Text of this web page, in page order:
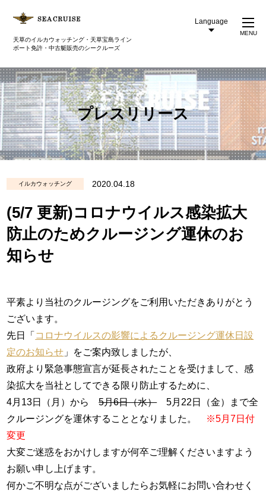
天草のイルカウォッチング・天草宝島ライン
ボート免許・中古艇販売のシークルーズ
Language
MENU
プレスリリース
イルカウォッチング 2020.04.18
(5/7 更新)コロナウイルス感染拡大
防止のためクルージング運休のお
知らせ
平素より当社のクルージングをご利用いただきありがとう
ございます。
先日「 コロナウイルスの影響によるクルージング運休日設
定のお知らせ 」をご案内致しましたが、
政府より緊急事態宣言が延長されたことを受けまして、感
染拡大を当社としてできる限り防止するために、
4月13日（月）から5月6日（水）5月22日（金）まで全
クルージングを運休することとなりました。
※5月7日付
変更
大変ご迷惑をおかけしますが何卒ご理解くださいますよう
お願い申し上げます。
何かご不明な点がございましたらお気軽にお問い合わせく